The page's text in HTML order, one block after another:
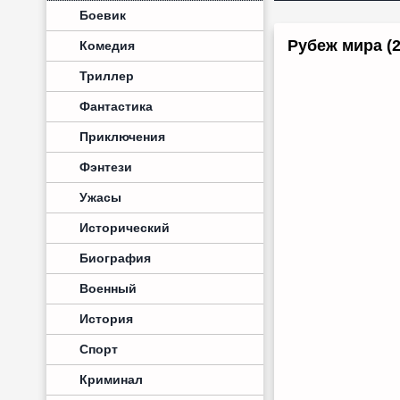
Боевик
Комедия
Триллер
Фантастика
Приключения
Фэнтези
Ужасы
Исторический
Биография
Военный
История
Спорт
Криминал
Рубеж мира